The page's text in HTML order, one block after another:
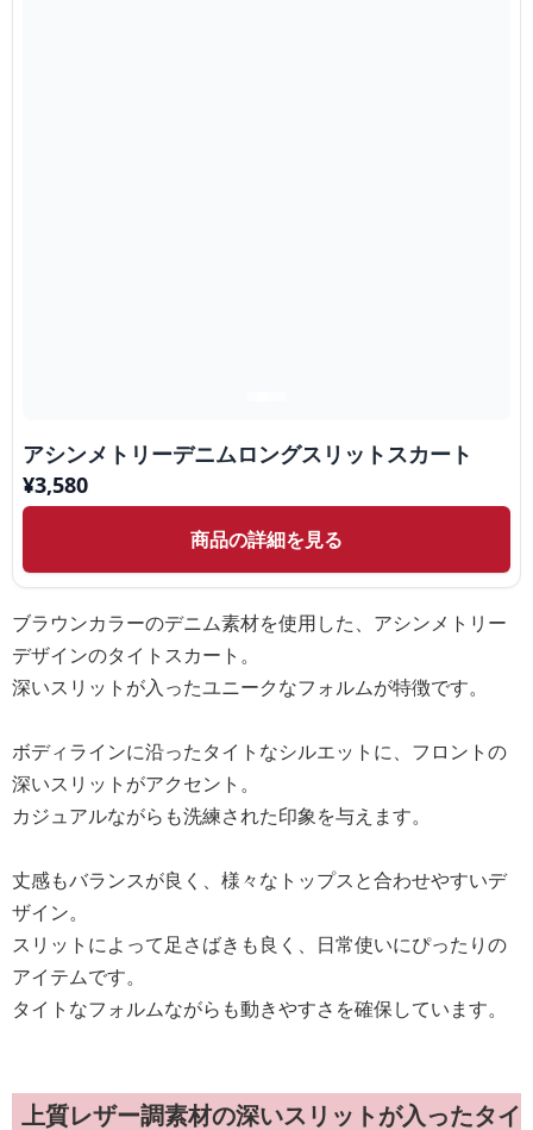
アシンメトリーデニムロングスリットスカート
¥3,580
商品の詳細を見る
ブラウンカラーのデニム素材を使用した、アシンメトリー
デザインのタイトスカート。
深いスリットが入ったユニークなフォルムが特徴です。
ボディラインに沿ったタイトなシルエットに、フロントの
深いスリットがアクセント。
カジュアルながらも洗練された印象を与えます。
丈感もバランスが良く、様々なトップスと合わせやすいデ
ザイン。
スリットによって足さばきも良く、日常使いにぴったりの
アイテムです。
タイトなフォルムながらも動きやすさを確保しています。
上質レザー調素材の深いスリットが入ったタイ